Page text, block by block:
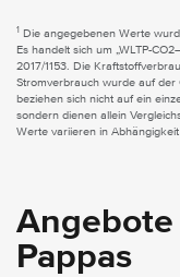
1
Die angegebenen Werte
Es handelt sich um „WLTP-
2017/1153. Die
Stromverbrauch wurde auf
beziehen sich nicht auf ein
sondern dienen allein
Werte variieren in
Pappas